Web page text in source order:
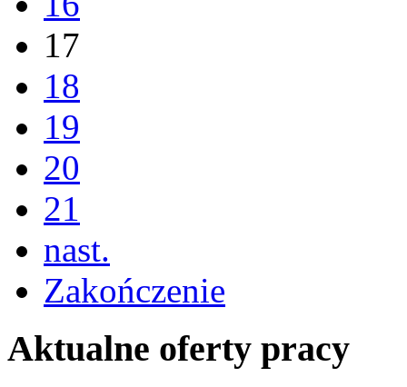
17
18
19
20
21
nast.
Zakończenie
Aktualne oferty pracy